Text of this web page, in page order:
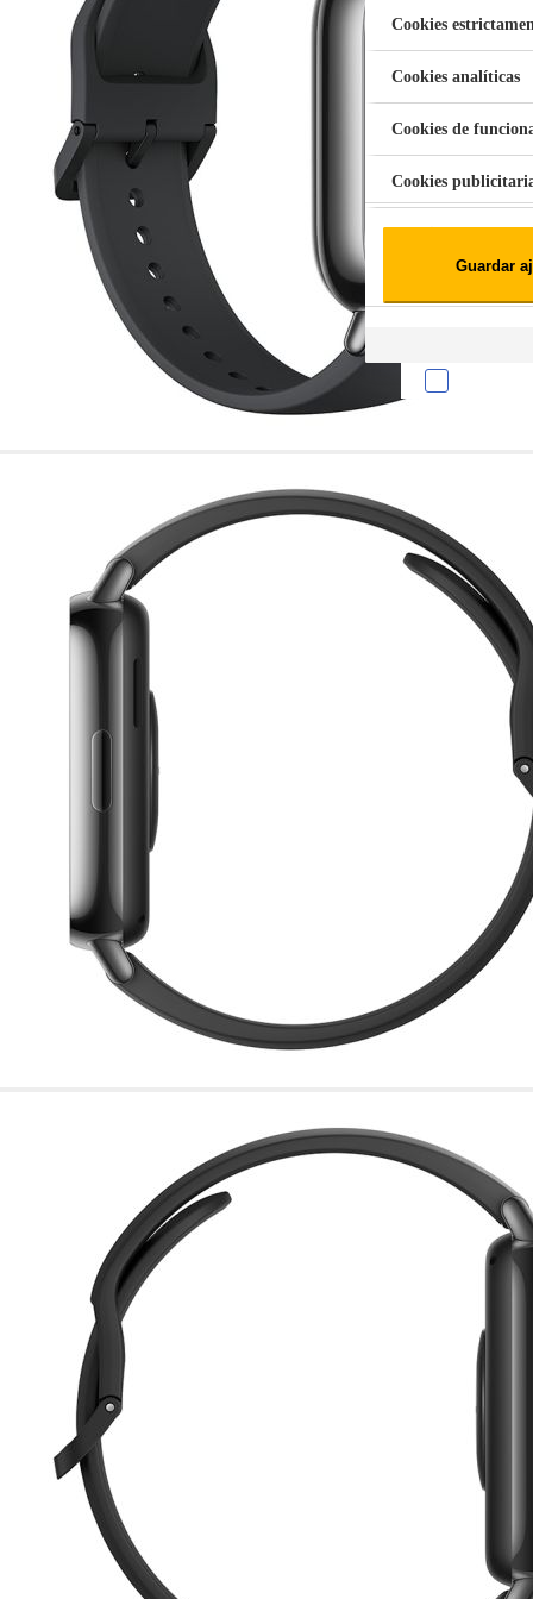
Aspiradora Quitamanchas 450W
Cookies
Cookies analíticas
Cookies de
Cookies
Cuando visitas un
Esta información
que el sitio web
experiencia web
tipos de cookies.
las cookies que se
los servicios que
Más información
Cookies
Estas cookies son
cookies
administrar tu
presentación del
existencia de
información de
Información de las
Cookies analíticas
Información de las
Cookies de
Estas cookies
por terceras partes
no funcionarán
Información de las
Cookies
crear un perfil de
publicidad estará
Información de las
Guardar